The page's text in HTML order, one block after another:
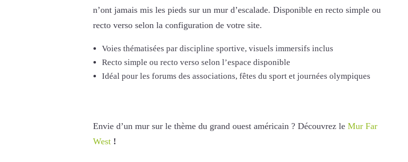
n’ont jamais mis les pieds sur un mur d’escalade. Disponible en recto simple ou
recto verso selon la configuration de votre site.
Voies thématisées par discipline sportive, visuels immersifs inclus
Recto simple ou recto verso selon l’espace disponible
Idéal pour les forums des associations, fêtes du sport et journées olympiques
Envie d’un mur sur le thème du grand ouest américain ? Découvrez leMur Far
West !